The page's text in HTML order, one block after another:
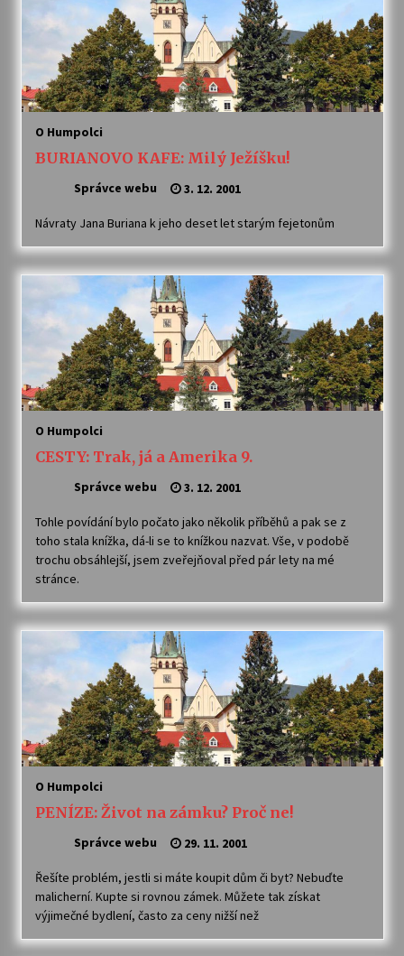
Letní koncerty ve Stromovce: Ars Camerata a
Sukuba Ensemble
4. 8. 2026
Vernisáž výstavy Josefíny Duškové: Stávám se
Veselí muzikanti
30. 7. 2026
Pozvánka na integrační festival Quijotova
šedesátka: 28. 7.–1. 8. 2026
28. 7. 2026
Letní koncerty ve Stromovce: Kolchoz a
Jenakaši
28. 7. 2026
23. 7. 2026
Letní koncerty ve Stromovce: Rufus Miller
22. 7. 2026
Vysočinka
17. 7. 2026
Ozvěny prázdnin
14. 7. 2026
Za kulturou kousek za Humpolec. V Želivě ožije
13. 7. 2026
Varhanní recitál Michala Novenka v Klášteře
3. 7. 2026
O Humpolci
BURIANOVO KAFE: Milý Ježíšku!
Správce webu 3. 12. 2001
Návraty Jana Buriana k jeho deset let starým fejetonům
O Humpolci
CESTY: Trak, já a Amerika 9.
Správce webu 3. 12. 2001
Tohle povídání bylo počato jako několik příběhů a pak se z
toho stala knížka, dá-li se to knížkou nazvat. Vše, v podobě
trochu obsáhlejší, jsem zveřejňoval před pár lety na mé
stránce.
O Humpolci
PENÍZE: Život na zámku? Proč ne!
Správce webu 29. 11. 2001
Řešíte problém, jestli si máte koupit dům či byt? Nebuďte
malicherní. Kupte si rovnou zámek. Můžete tak získat
výjimečné bydlení, často za ceny nižší než